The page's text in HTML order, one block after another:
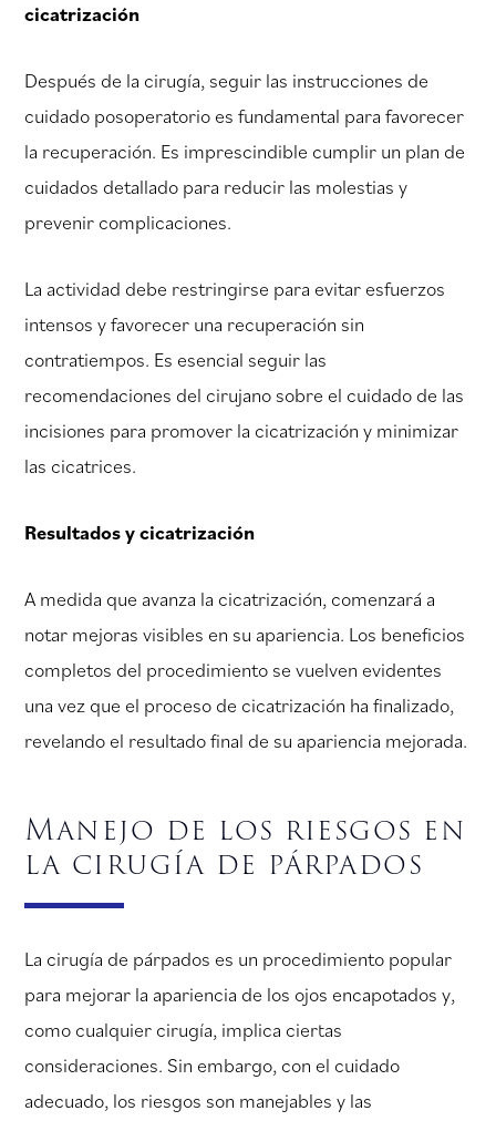
cicatrización
Después de la cirugía, seguir las instrucciones de
cuidado posoperatorio es fundamental para favorecer
la recuperación. Es imprescindible cumplir un plan de
cuidados detallado para reducir las molestias y
prevenir complicaciones.
La actividad debe restringirse para evitar esfuerzos
intensos y favorecer una recuperación sin
contratiempos. Es esencial seguir las
recomendaciones del cirujano sobre el cuidado de las
incisiones para promover la cicatrización y minimizar
las cicatrices.
Resultados y cicatrización
A medida que avanza la cicatrización, comenzará a
notar mejoras visibles en su apariencia. Los beneficios
completos del procedimiento se vuelven evidentes
una vez que el proceso de cicatrización ha finalizado,
revelando el resultado final de su apariencia mejorada.
Manejo de los riesgos en
la cirugía de párpados
La cirugía de párpados es un procedimiento popular
para mejorar la apariencia de los ojos encapotados y,
como cualquier cirugía, implica ciertas
consideraciones. Sin embargo, con el cuidado
adecuado, los riesgos son manejables y las